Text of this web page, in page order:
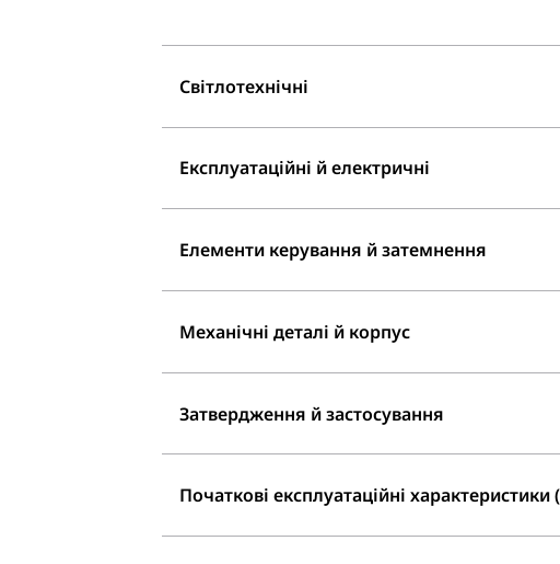
Світлотехнічні
Експлуатаційні й електричні
Елементи керування й затемнення
Механічні деталі й корпус
Затвердження й застосування
Початкові експлуатаційні характеристики